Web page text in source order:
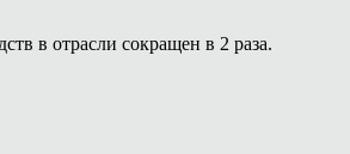
в отрасли сокращен в 2 раза.